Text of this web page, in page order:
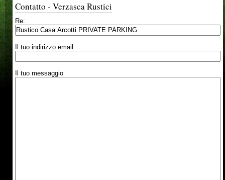
Contatto - Verzasca Rustici
Re:
Il tuo indirizzo email
Il tuo messaggio